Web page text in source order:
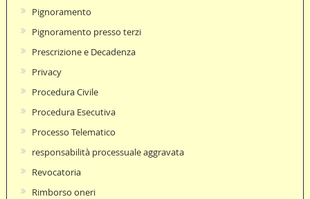
Pignoramento
Pignoramento presso terzi
Prescrizione e Decadenza
Privacy
Procedura Civile
Procedura Esecutiva
Processo Telematico
responsabilità processuale aggravata
Revocatoria
Rimborso oneri